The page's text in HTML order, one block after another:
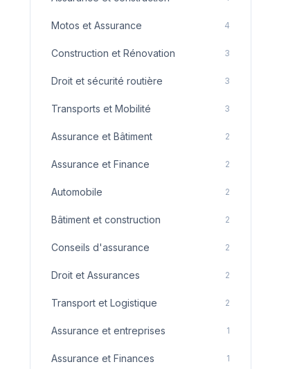
Motos et Assurance 4
Construction et Rénovation 3
Droit et sécurité routière 3
Transports et Mobilité 3
Assurance et Bâtiment 2
Assurance et Finance 2
Automobile 2
Bâtiment et construction 2
Conseils d'assurance 2
Droit et Assurances 2
Transport et Logistique 2
Assurance et entreprises 1
Assurance et Finances 1